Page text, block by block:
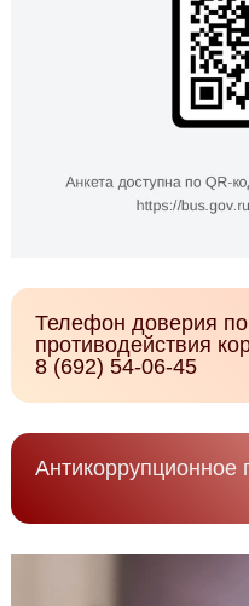
Телефон доверия
противодействия
8 (692) 54-06-45